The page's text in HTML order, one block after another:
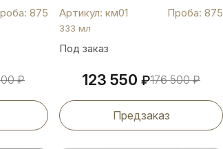
875
₽
Артикул: км01 Проба: 875
333 мл
Под заказ
123 550 ₽176 500₽
Предзаказ